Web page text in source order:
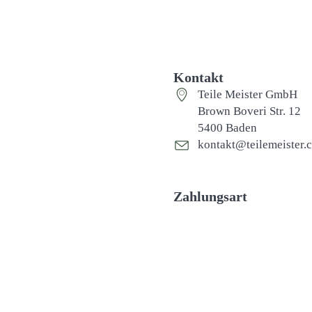
Kontakt
Teile Meister GmbH
Brown Boveri Str. 12
5400 Baden
Zahlungsart